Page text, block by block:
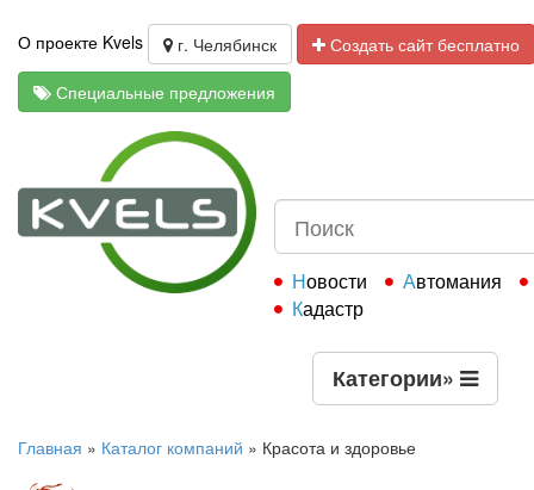
О проекте Kvels г. Челябинск
Создать сайт бесплатно
Специальные предложения
Новости
Автомания
Кадастр
Категории»
Главная » Каталог компаний » Красота и здоровье